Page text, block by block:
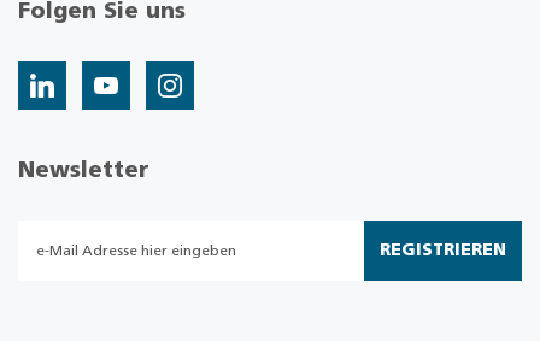
Folgen Sie uns
Newsletter
REGISTRIEREN